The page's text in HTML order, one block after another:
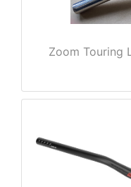
Zoom Touring